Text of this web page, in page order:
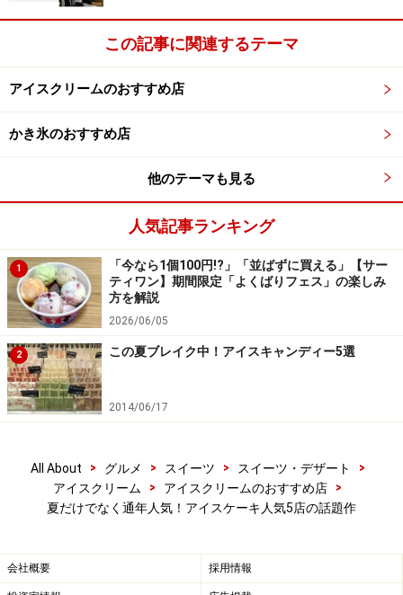
この記事に関連するテーマ
アイスクリームのおすすめ店
かき氷のおすすめ店
他のテーマも見る
人気記事ランキング
1
「今なら1個100円!?」「並ばずに買える」【サー
ティワン】期間限定「よくばりフェス」の楽しみ
方を解説
2026/06/05
2 この夏ブレイク中！アイスキャンディー5選
2014/06/17
All About > グルメ > スイーツ > スイーツ・デザート
>
アイスクリーム
> アイスクリームのおすすめ店
>
夏だけでなく通年人気！アイスケーキ人気5店の話題作
会社概要 採用情報